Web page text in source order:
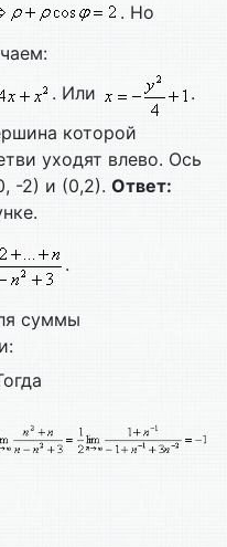
. Но
. Или
.
которой
уходят влево. Ось
-2) и (0,2). Ответ:
.
суммы